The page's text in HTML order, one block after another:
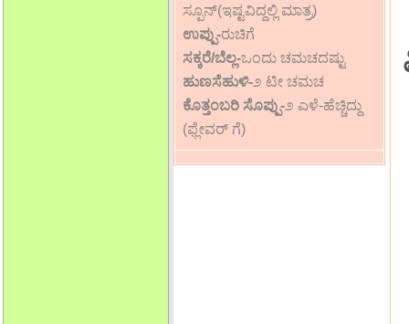
ಸ್ಪೂನ್(ಇಷ್ಟವಿದ್ದಲ್ಲಿ ಮಾತ್ರ)
ಉಪ್ಪು-ರುಚಿಗೆ
ಸಕ್ಕರೆ/ಬೆಲ್ಲ-ಒಂದು ಚಮಚದಷ್ಟು
ಹುಣಸೆಹುಳಿ-೨ ಟೀ ಚಮಚ
ಕೊತ್ತಂಬರಿ ಸೊಪ್ಪು-೨ ಎಳೆ-ಹೆಚ್ಚಿದ್ದು
(ಫ್ಲೇವರ್ ಗೆ)